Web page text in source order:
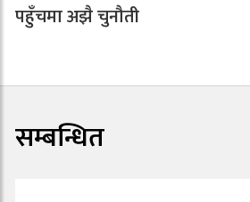
पहुँचमा अझै चुनौती
सम्बन्धित